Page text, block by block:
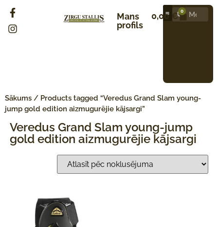
Mans
profils
0,00 € 0
Sākums / Products tagged “Veredus Grand Slam young-
jump gold edition aizmugurējie kājsargi”
Veredus Grand Slam young-jump
gold edition aizmugurējie kājsargi